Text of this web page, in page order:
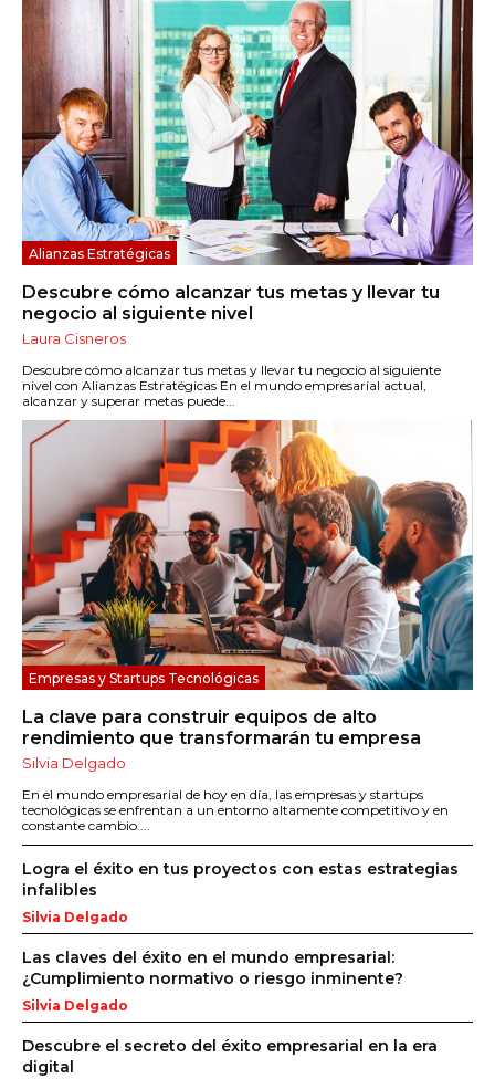
Alianzas Estratégicas
Descubre cómo alcanzar tus metas y llevar tu
negocio al siguiente nivel
Laura Cisneros
Descubre cómo alcanzar tus metas y llevar tu negocio al siguiente
nivel con Alianzas Estratégicas En el mundo empresarial actual,
alcanzar y superar metas puede...
Empresas y Startups Tecnológicas
La clave para construir equipos de alto
rendimiento que transformarán tu empresa
Silvia Delgado
En el mundo empresarial de hoy en día, las empresas y startups
tecnológicas se enfrentan a un entorno altamente competitivo y en
constante cambio....
Logra el éxito en tus proyectos con estas estrategias
infalibles
Silvia Delgado
Las claves del éxito en el mundo empresarial:
¿Cumplimiento normativo o riesgo inminente?
Silvia Delgado
Descubre el secreto del éxito empresarial en la era
digital